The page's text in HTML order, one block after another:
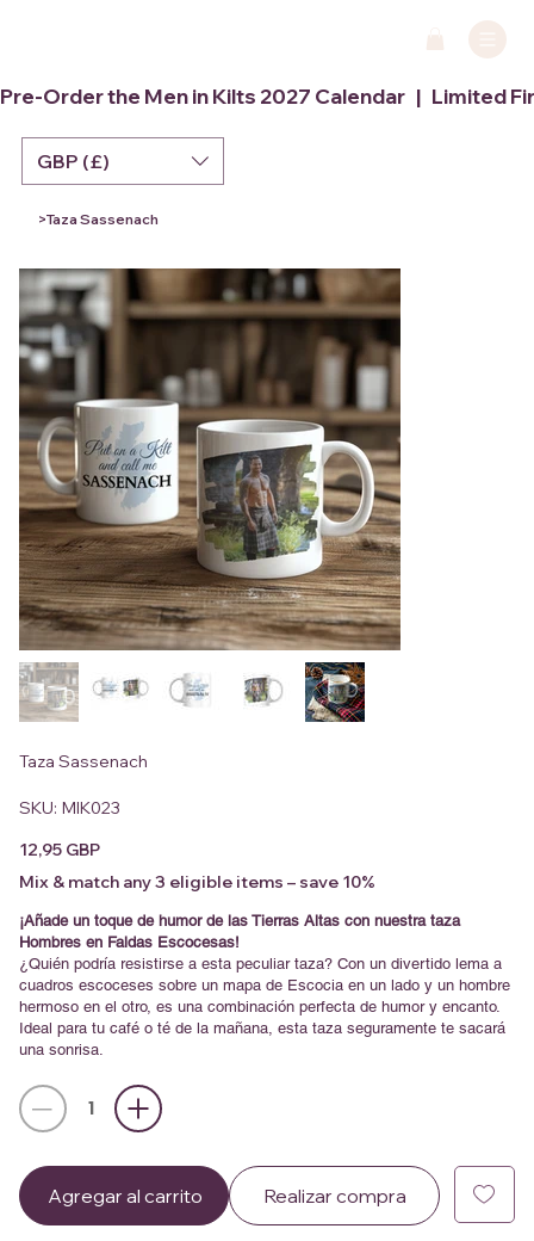
Pre-Order the Men in Kilts 2027 Calendar   |   Limited
GBP (£)
>Taza Sassenach
Taza Sassenach
SKU: SKU
MIK023
MIK023
Precio
12,95 GBP
Mix & match any 3 eligible items – save 10%
¡Añade un toque de humor de las Tierras Altas con nuestra taza
Hombres en Faldas Escocesas!
¿Quién podría resistirse a esta peculiar taza? Con un divertido lema a
cuadros escoceses sobre un mapa de Escocia en un lado y un hombre
hermoso en el otro, es una combinación perfecta de humor y encanto.
Ideal para tu café o té de la mañana, esta taza seguramente te sacará
una sonrisa.
Agregar al carrito Realizar compra